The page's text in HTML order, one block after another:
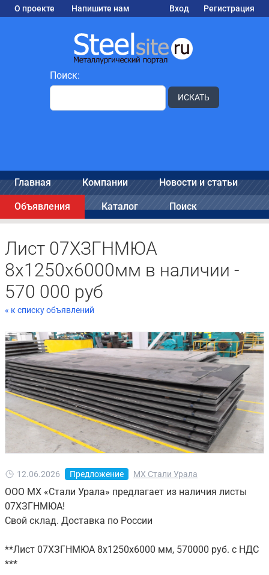
О проекте Напишите нам Вход Регистрация
Поиск:
ИСКАТЬ
Главная Компании Новости и статьи
Объявления Каталог Поиск
Лист 07ХЗГНМЮА
8х1250х6000мм в наличии -
570 000 руб
« к списку объявлений
12.06.2026 Предложение МХ Стали Урала
ООО МХ «Стали Урала» предлагает из наличия листы
07ХЗГНМЮА!
Свой склад. Доставка по России
**Лист 07ХЗГНМЮА 8х1250х6000 мм, 570000 руб. с НДС
***